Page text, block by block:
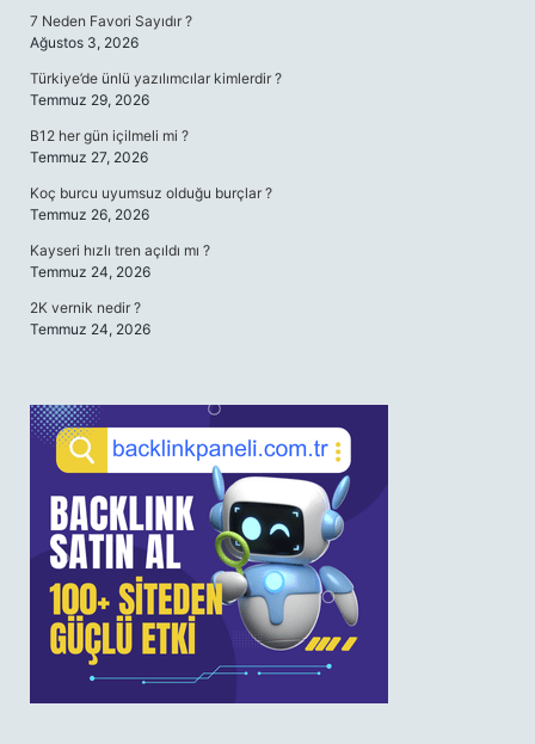
7 Neden Favori Sayıdır ?
Ağustos 3, 2026
Türkiye’de ünlü yazılımcılar kimlerdir ?
Temmuz 29, 2026
B12 her gün içilmeli mi ?
Temmuz 27, 2026
Koç burcu uyumsuz olduğu burçlar ?
Temmuz 26, 2026
Kayseri hızlı tren açıldı mı ?
Temmuz 24, 2026
2K vernik nedir ?
Temmuz 24, 2026